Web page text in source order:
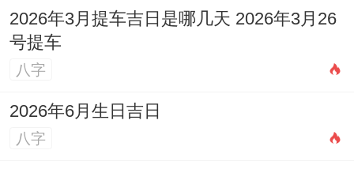
2026年3月提车吉日是哪几天 2026年3月26
号提车
八字
2026年6月生日吉日
八字